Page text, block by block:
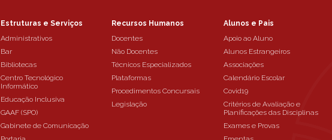
Estruturas e Serviços
Administrativos
Bar
Bibliotecas
Centro Tecnológico
Informático
Educação Inclusiva
GAAF (SPO)
Gabinete de Comunicação
Recursos Humanos
Docentes
Não Docentes
Técnicos Especializados
Plataformas
Procedimentos Concursais
Legislação
Alunos e Pais
Apoio ao Aluno
Alunos Estrangeiros
Associações
Calendário Escolar
Covid19
Critérios de Avaliação e
Planificações das Disciplinas
Exames e Provas